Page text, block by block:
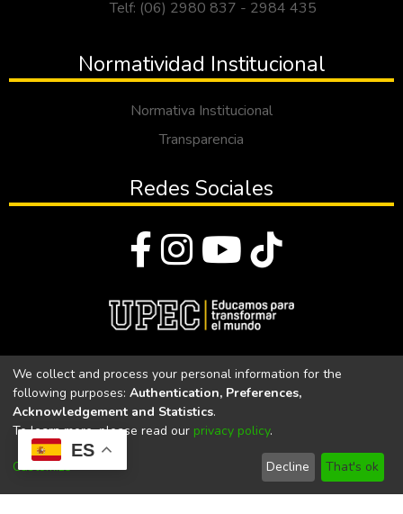
ES
Telf: (06) 2980 837 - 2984 435
Normatividad Institucional
Normativa Institucional
Transparencia
Redes Sociales
Universidad Politécnica Estatal del Carchi
Universidad Politécnica Estatal del Carchi | Acreditada por el
CACES Resolución N°. 160-SE-33-CACES-2020
We collect and process your personal information for the
following purposes: Authentication, Preferences,
Acknowledgement and Statistics.
To learn more, please read our privacy policy.
Customize Decline That's ok